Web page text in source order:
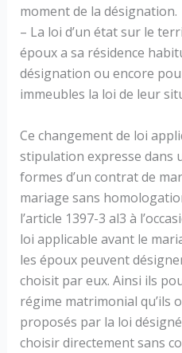
moment de la désignation.
– La loi d’un état sur le
époux a sa résidence
désignation ou encore
immeubles la loi de leur
Ce changement de loi
stipulation expresse dans
formes d’un contrat de
mariage sans
l’article 1397-3 al3 à
loi applicable avant le
les époux peuvent
choisit par eux. Ainsi ils
régime matrimonial qu’ils
proposés par la loi
choisir directement sans